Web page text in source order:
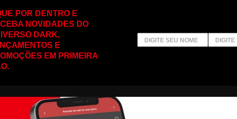
POR DENTRO E
NOVIDADES DO
DARK,
E
EM PRIMEIRA